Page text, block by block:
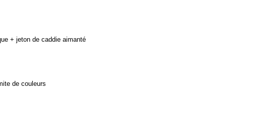
+ jeton de caddie aimanté
de couleurs